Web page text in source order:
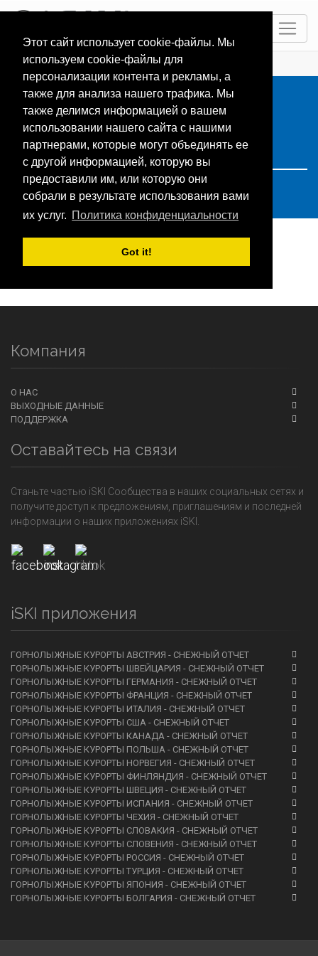
Этот сайт использует cookie-файлы. Мы
используем cookie-файлы для
персонализации контента и рекламы, а
также для анализа нашего трафика. Мы
также делимся информацией о вашем
использовании нашего сайта с нашими
партнерами, которые могут объединять ее
с другой информацией, которую вы
предоставили им, или которую они
собрали в результате использования вами
их услуг. Политика конфиденциальности
Got it!
ГЛАВНАЯ Resorts Search: Allemagne
Компания
О НАС
ВЫХОДНЫЕ ДАННЫЕ
ПОДДЕРЖКА
Оставайтесь на связи
Станьте частью iSKI Сообщества в наших социальных сетях и
получите доступ к предложениям, приглашениям и последней
информации о наших приложениях iSKI.
iSKI приложения
ГОРНОЛЫЖНЫЕ КУРОРТЫ АВСТРИЯ - СНЕЖНЫЙ ОТЧЕТ
ГОРНОЛЫЖНЫЕ КУРОРТЫ ШВЕЙЦАРИЯ - СНЕЖНЫЙ ОТЧЕТ
ГОРНОЛЫЖНЫЕ КУРОРТЫ ГЕРМАНИЯ - СНЕЖНЫЙ ОТЧЕТ
ГОРНОЛЫЖНЫЕ КУРОРТЫ ФРАНЦИЯ - СНЕЖНЫЙ ОТЧЕТ
ГОРНОЛЫЖНЫЕ КУРОРТЫ ИТАЛИЯ - СНЕЖНЫЙ ОТЧЕТ
ГОРНОЛЫЖНЫЕ КУРОРТЫ США - СНЕЖНЫЙ ОТЧЕТ
ГОРНОЛЫЖНЫЕ КУРОРТЫ КАНАДА - СНЕЖНЫЙ ОТЧЕТ
ГОРНОЛЫЖНЫЕ КУРОРТЫ ПОЛЬША - СНЕЖНЫЙ ОТЧЕТ
ГОРНОЛЫЖНЫЕ КУРОРТЫ НОРВЕГИЯ - СНЕЖНЫЙ ОТЧЕТ
ГОРНОЛЫЖНЫЕ КУРОРТЫ ФИНЛЯНДИЯ - СНЕЖНЫЙ ОТЧЕТ
ГОРНОЛЫЖНЫЕ КУРОРТЫ ШВЕЦИЯ - СНЕЖНЫЙ ОТЧЕТ
ГОРНОЛЫЖНЫЕ КУРОРТЫ ИСПАНИЯ - СНЕЖНЫЙ ОТЧЕТ
ГОРНОЛЫЖНЫЕ КУРОРТЫ ЧЕХИЯ - СНЕЖНЫЙ ОТЧЕТ
ГОРНОЛЫЖНЫЕ КУРОРТЫ СЛОВАКИЯ - СНЕЖНЫЙ ОТЧЕТ
ГОРНОЛЫЖНЫЕ КУРОРТЫ СЛОВЕНИЯ - СНЕЖНЫЙ ОТЧЕТ
ГОРНОЛЫЖНЫЕ КУРОРТЫ РОССИЯ - СНЕЖНЫЙ ОТЧЕТ
ГОРНОЛЫЖНЫЕ КУРОРТЫ ТУРЦИЯ - СНЕЖНЫЙ ОТЧЕТ
ГОРНОЛЫЖНЫЕ КУРОРТЫ ЯПОНИЯ - СНЕЖНЫЙ ОТЧЕТ
ГОРНОЛЫЖНЫЕ КУРОРТЫ БОЛГАРИЯ - СНЕЖНЫЙ ОТЧЕТ